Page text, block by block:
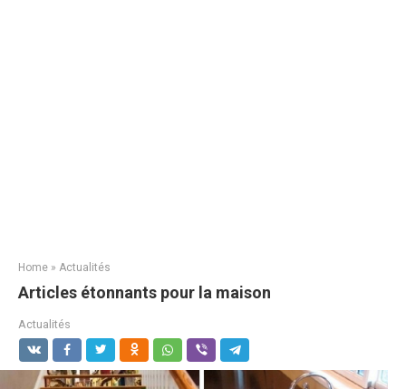
Home » Actualités
Articles étonnants pour la maison
Actualités